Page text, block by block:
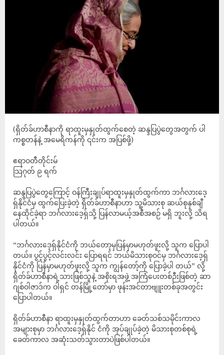
(ရှိတ်ခ်ဟာစီနာကို ရာထူးမှနှုတ်ထွက်စေတဲ့ ဆန္ဒပြပွဲတွေအတွက် ပါ
ကစ္စတန်နဲ့ အမေရိကန်ကို ၎င်းက အပြစ်ဖို့)
ဧရာဝတီတိုင်းမ်
သြဂုတ် ၉ ရက်
ဆန္ဒပြပွဲတွေကြောင့် ဝန်ကြီးချုပ်ရာထူးမှနှုတ်ထွက်ကာ ဘင်္ဂလားဒေ့
ရှ်နိုင်ငံမှ ထွက်ပြေးခဲ့တဲ့ ရှိတ်ခ်ဟာစီနာဟာ သူ့မိသားစု ဆယ်စုနှစ်ချီ
နေထိုင်ခဲ့ရာ ဘင်္ဂလားဒေ့ရှ်သို့ ပြန်လာမယ့်အစီအစဉ် မရှိ ဘူးလို့ သိရ
ပါတယ်။
“ဘင်္ဂလားဒေ့ရှ်နိုင်ငံကို ဘယ်တော့မှပြန်မှာမဟုတ်ဖူးလို့ သူက ပြောပါ
တယ်။ ပွင့်ပွင့်လင်းလင်း ပြောရရင် ဘယ်မိသားစုဝင်မှ ဘင်္ဂလားဒေ့ရှ်
နိုင်ငံကို ပြန်မှာမဟုတ်ဖူးလို့ သူက ကျွန်တော့်ကို ပြောခဲ့ပါ တယ်” လို့
ရှိတ်ခ်ဟာစီနာရဲ့သားဖြစ်သူနဲ့ အစိုးရအဖွဲ့ အကြံပေးတစ်ဉီးဖြစ်တဲ့ ဆာ
ဂျစ်ဝါဇာဒ်က ဝါရှင် တန်မြို့တော်မှာ ဖုန်းအင်တာဗျူးတစ်ခုအတွင်း
ပြောပါတယ်။
ရှိတ်ခ်ဟာစီနာ ရာထူးမှနှုတ်ထွက်တာဟာ ခေတ်သစ်သမိုင်းကာလ
အများစုမှာ ဘင်္ဂလားဒေ့ရှ်နိုင် ငံကို အုပ်ချုပ်ခဲ့တဲ့ မိသားစုတစ်စုရဲ့
ခေတ်ကာလ အဆုံးသတ်သွားတာပဲဖြစ်ပါတယ်။